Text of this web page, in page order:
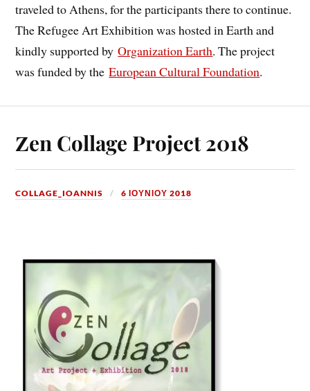
traveled to Athens, for the participants there to continue.
The Refugee Art Exhibition was hosted in Earth and
kindly supported byOrganization Earth. The project
was funded by theEuropean Cultural Foundation.
Ζen Collage Project 2018
COLLAGE_IOANNIS 6 ΙΟΥΝΊΟΥ 2018